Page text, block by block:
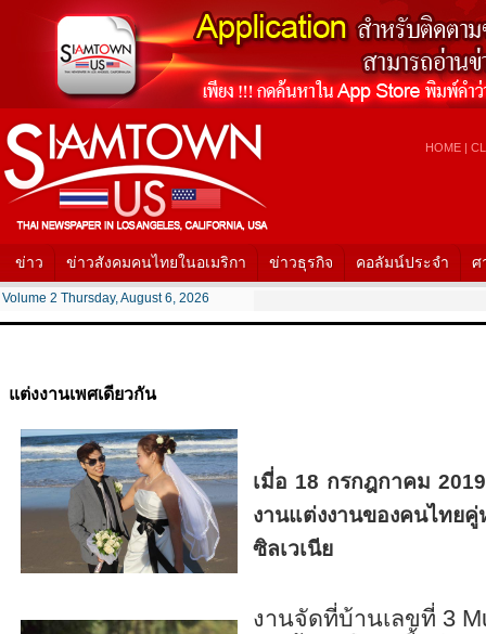
HOME |
ข่าว ข่าวสังคมคนไทยในอเมริกา ข่าวธุรกิจ คอลัมน์ประจำ ศ
Volume 2 Thursday, August 6, 2026
แต่งงานเพศเดียวกัน
เมี่อ 18 กรกฎกาคม
งานแต่งงานของคนไทย
ซิลเวเนีย
งานจัดที่บ้านเลขที่ 3